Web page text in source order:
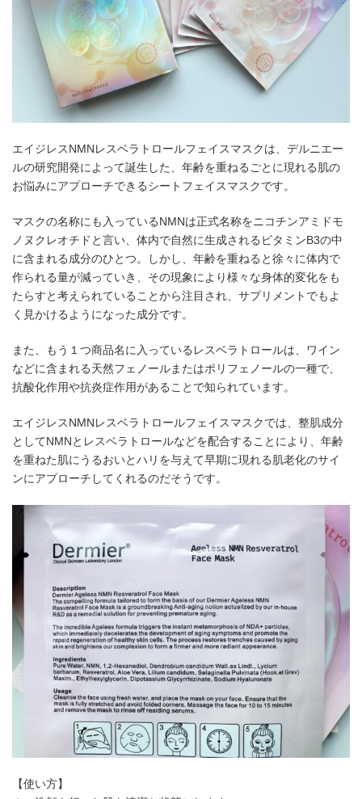
エイジレスNMNレスベラトロールフェイスマスクは、デルニエー
ルの研究開発によって誕生した、年齢を重ねるごとに現れる肌の
お悩みにアプローチできるシートフェイスマスクです。
マスクの名称にも入っているNMNは正式名称をニコチンアミドモ
ノヌクレオチドと言い、体内で自然に生成されるビタミンB3の中
に含まれる成分のひとつ。しかし、年齢を重ねると徐々に体内で
作られる量が減っていき、その現象により様々な身体的変化をも
たらすと考えられていることから注目され、サプリメントでもよ
く見かけるようになった成分です。
また、もう１つ商品名に入っているレスベラトロールは、ワイン
などに含まれる天然フェノールまたはポリフェノールの一種で、
抗酸化作用や抗炎症作用があることで知られています。
エイジレスNMNレスベラトロールフェイスマスクでは、整肌成分
としてNMNとレスベラトロールなどを配合することにより、年齢
を重ねた肌にうるおいとハリを与えて早期に現れる肌老化のサイ
ンにアプローチしてくれるのだそうです。
【使い方】